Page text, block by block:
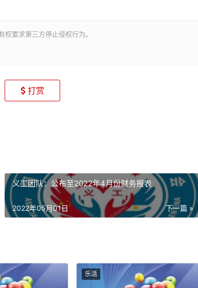
要求第三方停止侵权行为。
打赏
义工团队：公布至2022年4月份财务报表
下一篇 »
2022年05月01日
乐活